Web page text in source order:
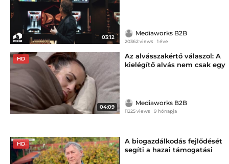
03:12
Mediaworks B2B
20362 views 1 éve
HD
04:09
Az alvásszakértő válaszol: A
kielégítő alvás nem csak egy
Mediaworks B2B
11225 views 9 hónapja
HD
A biogazdálkodás fejlődését
segíti a hazai támogatási